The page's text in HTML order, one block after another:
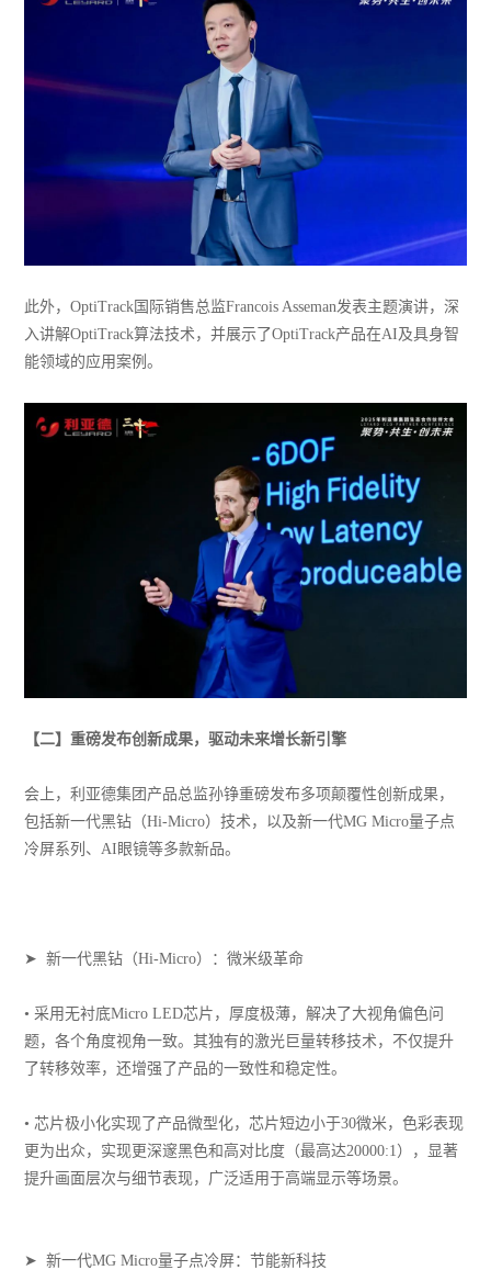
此外，OptiTrack国际销售总监Francois Asseman发表主题演讲，深
入讲解OptiTrack算法技术，并展示了OptiTrack产品在AI及具身智
能领域的应用案例。
【二】重磅发布创新成果，驱动未来增长新引擎
会上，利亚德集团产品总监孙铮重磅发布多项颠覆性创新成果，
包括新一代黑钻（Hi-Micro）技术，以及新一代MG Micro量子点
冷屏系列、AI眼镜等多款新品。
➤ 新一代黑钻（Hi-Micro）：微米级革命
• 采用无衬底Micro LED芯片，厚度极薄，解决了大视角偏色问
题，各个角度视角一致。其独有的激光巨量转移技术，不仅提升
了转移效率，还增强了产品的一致性和稳定性。
• 芯片极小化实现了产品微型化，芯片短边小于30微米，色彩表现
更为出众，实现更深邃黑色和高对比度（最高达20000:1），显著
提升画面层次与细节表现，广泛适用于高端显示等场景。
➤ 新一代MG Micro量子点冷屏：节能新科技